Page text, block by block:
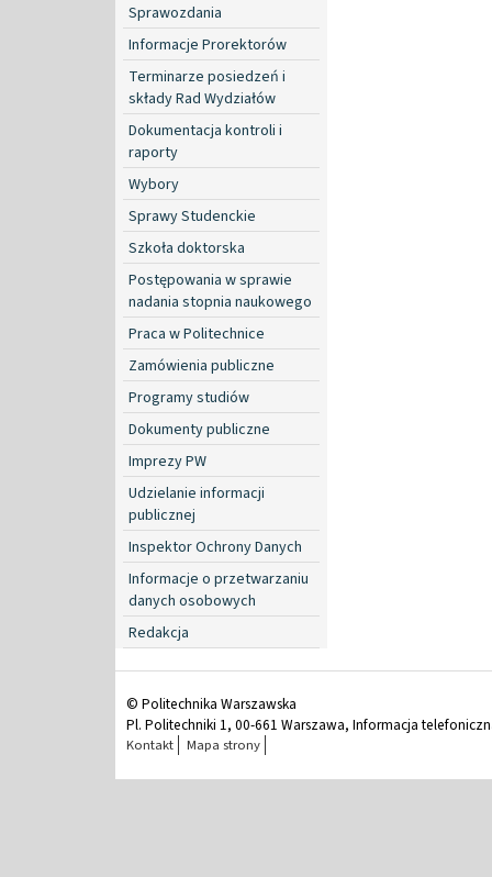
Sprawozdania
Informacje Prorektorów
Terminarze posiedzeń i
składy Rad Wydziałów
Dokumentacja kontroli i
raporty
Wybory
Sprawy Studenckie
Szkoła doktorska
Postępowania w sprawie
nadania stopnia naukowego
Praca w Politechnice
Zamówienia publiczne
Programy studiów
Dokumenty publiczne
Imprezy PW
Udzielanie informacji
publicznej
Inspektor Ochrony Danych
Informacje o przetwarzaniu
danych osobowych
Redakcja
© Politechnika Warszawska
Pl. Politechniki 1, 00-661 Warszawa, Informacja
Kontakt Mapa strony